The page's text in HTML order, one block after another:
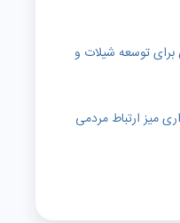
توسعه شیلات و
میز ارتباط مردمی